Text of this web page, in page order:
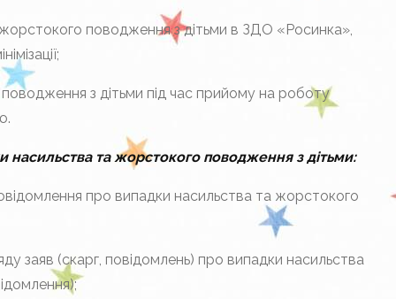
поводження з дітьми в ЗДО «Росинка»,
з дітьми під час прийому на роботу
насильства та жорстокого поводження з дітьми:
про випадки насильства та жорстокого
заяв (скарг, повідомлень) про випадки насильства